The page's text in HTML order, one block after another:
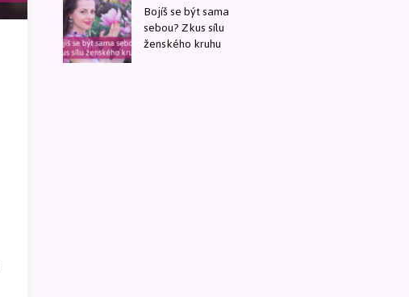
Bojíš se být sama
sebou? Zkus sílu
ženského kruhu